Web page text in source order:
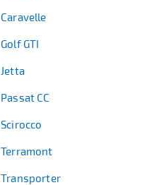
Caravelle
Golf GTI
Jetta
Passat CC
Scirocco
Terramont
Transporter